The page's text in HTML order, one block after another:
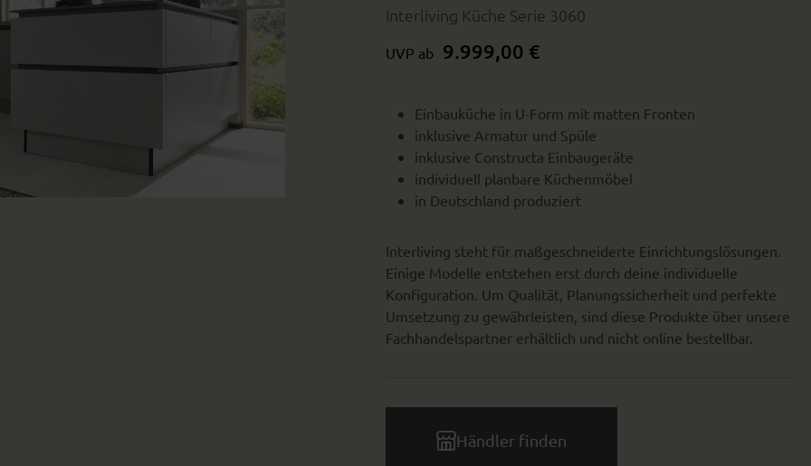
Interliving Küche Serie 3060
UVP ab 9.999,00 €
Einbauküche in U-Form mit matten Fronten
inklusive Armatur und Spüle
inklusive Constructa Einbaugeräte
individuell planbare Küchenmöbel
in Deutschland produziert
Interliving steht für maßgeschneiderte Einrichtungslösungen.
Einige Modelle entstehen erst durch deine individuelle
Konfiguration. Um Qualität, Planungssicherheit und perfekte
Umsetzung zu gewährleisten, sind diese Produkte über unsere
Fachhandelspartner erhältlich und nicht online bestellbar.
Händler finden